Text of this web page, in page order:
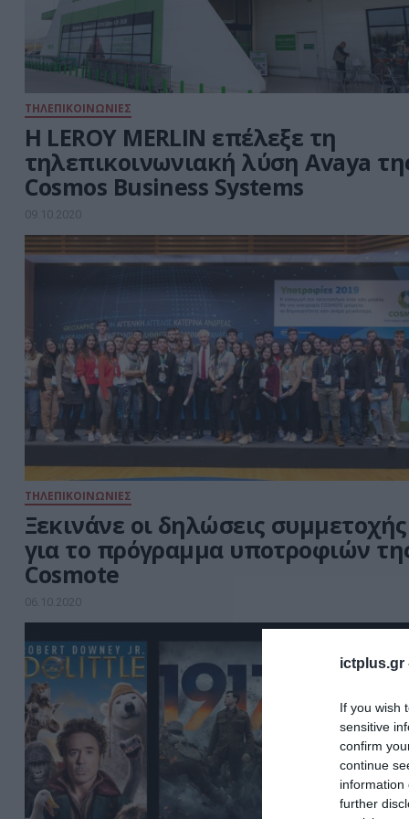
ictplus.gr
If you wish
sensitive
confirm
continue
information
further
ΤΗΛΕΠΙΚΟΙΝΩΝΙΕΣ
H LEROY MERLIN επέλεξε τη
τηλεπικοινωνιακή λύση Avaya
Cosmos Business Systems
09.10.2020
ΤΗΛΕΠΙΚΟΙΝΩΝΙΕΣ
Ξεκινάνε οι δηλώσεις συμμετοχής
για το πρόγραμμα υποτροφιών
Cosmote
06.10.2020